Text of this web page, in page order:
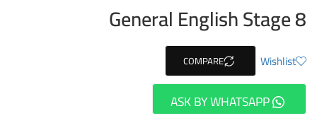
General English Stage 8
Wishlist
COMPARE
ASK BY WHATSAPP